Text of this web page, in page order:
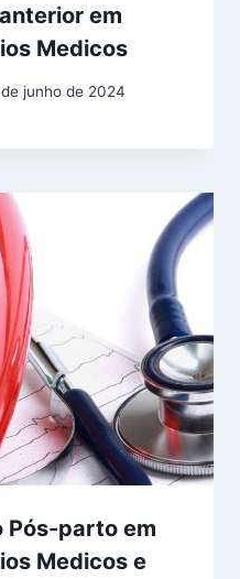
em
Medicos
de junho de 2024
Pós-parto em
Medicos e